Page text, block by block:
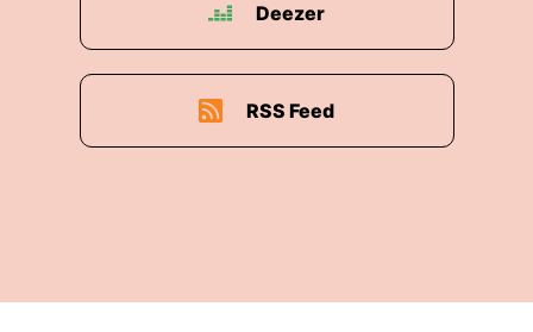
Deezer
RSS Feed